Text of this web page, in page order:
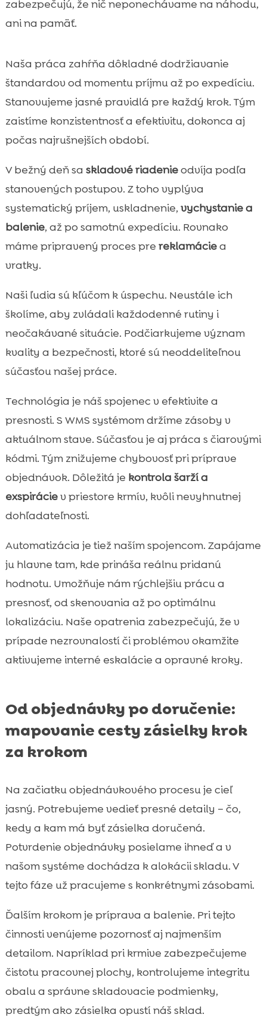
zabezpečujú, že nič neponechávame na náhodu,
ani na pamäť.
Naša práca zahŕňa dôkladné dodržiavanie
štandardov od momentu príjmu až po expedíciu.
Stanovujeme jasné pravidlá pre každý krok. Tým
zaistíme konzistentnosť a efektivitu, dokonca aj
počas najrušnejších období.
V bežný deň sa skladové riadenieodvíja podľa
stanovených postupov. Z toho vyplýva
systematický príjem, uskladnenie, vychystanie a
balenie, až po samotnú expedíciu. Rovnako
máme pripravený proces pre reklamáciea
vratky.
Naši ľudia sú kľúčom k úspechu. Neustále ich
školíme, aby zvládali každodenné rutiny i
neočakávané situácie. Podčiarkujeme význam
kvality a bezpečnosti, ktoré sú neoddeliteľnou
súčasťou našej práce.
Technológia je náš spojenec v efektivite a
presnosti. S WMS systémom držíme zásoby v
aktuálnom stave. Súčasťou je aj práca s čiarovými
kódmi. Tým znižujeme chybovosť pri príprave
objednávok. Dôležitá je kontrola šarží a
exspiráciev priestore krmív, kvôli nevyhnutnej
dohľadateľnosti.
Automatizácia je tiež naším spojencom. Zapájame
ju hlavne tam, kde prináša reálnu pridanú
hodnotu. Umožňuje nám rýchlejšiu prácu a
presnosť, od skenovania až po optimálnu
lokalizáciu. Naše opatrenia zabezpečujú, že v
prípade nezrovnalostí či problémov okamžite
aktivujeme interné eskalácie a opravné kroky.
Od objednávky po doručenie:
mapovanie cesty zásielky krok
za krokom
Na začiatku objednávkového procesu je cieľ
jasný. Potrebujeme vedieť presné detaily – čo,
kedy a kam má byť zásielka doručená.
Potvrdenie objednávky posielame ihneď a v
našom systéme dochádza k alokácii skladu. V
tejto fáze už pracujeme s konkrétnymi zásobami.
Ďalším krokom je príprava a balenie. Pri tejto
činnosti venújeme pozornosť aj najmenším
detailom. Napríklad pri krmive zabezpečujeme
čistotu pracovnej plochy, kontrolujeme integritu
obalu a správne skladovacie podmienky,
predtým ako zásielka opustí náš sklad.